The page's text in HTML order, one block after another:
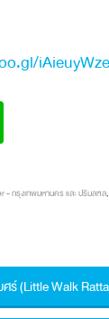
- กรุงเทพมหานคร และ ปริมลฑล,
ร์ (Little Walk